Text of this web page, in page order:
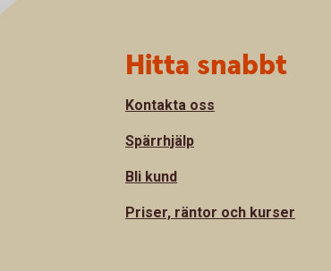
Hitta snabbt
Kontakta oss
Spärrhjälp
Bli kund
Priser, räntor och kurser